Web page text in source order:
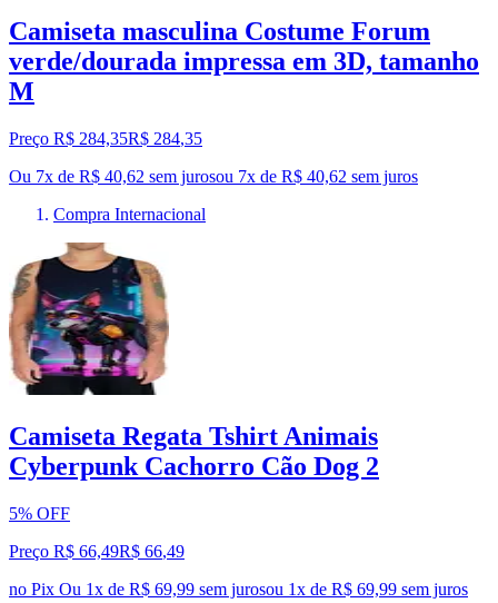
Camiseta masculina Costume Forum
verde/dourada impressa em 3D, tamanho
M
Preço R$ 284,35R$ 284,35
Ou 7x de R$ 40,62 sem jurosou 7x de R$ 40,62 sem juros
Compra Internacional
Camiseta Regata Tshirt Animais
Cyberpunk Cachorro Cão Dog 2
5% OFF
Preço R$ 66,49R$ 66,49
no Pix Ou 1x de R$ 69,99 sem jurosou 1x de R$ 69,99 sem juros